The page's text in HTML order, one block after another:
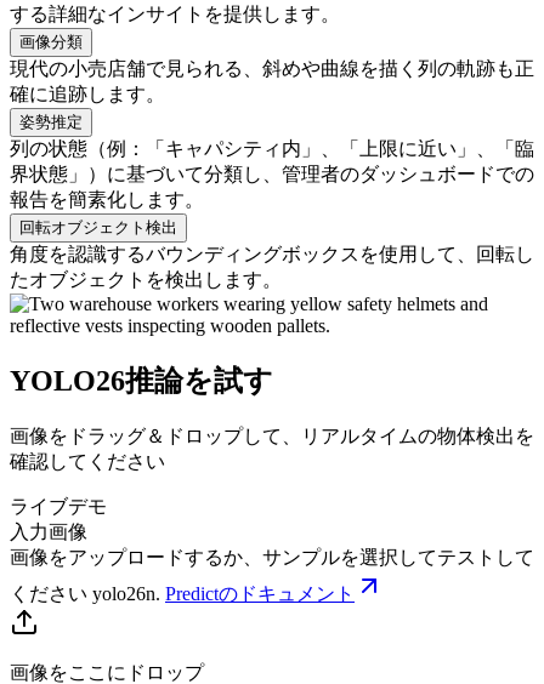
する詳細なインサイトを提供します。
画像分類
現代の小売店舗で見られる、斜めや曲線を描く列の軌跡も正
確に追跡します。
姿勢推定
列の状態（例：「キャパシティ内」、「上限に近い」、「臨
界状態」）に基づいて分類し、管理者のダッシュボードでの
報告を簡素化します。
回転オブジェクト検出
角度を認識するバウンディングボックスを使用して、回転し
たオブジェクトを検出します。
YOLO26推論を試す
画像をドラッグ＆ドロップして、リアルタイムの物体検出を
確認してください
ライブデモ
入力画像
画像をアップロードするか、サンプルを選択してテストして
ください yolo26n. Predictのドキュメント
画像をここにドロップ